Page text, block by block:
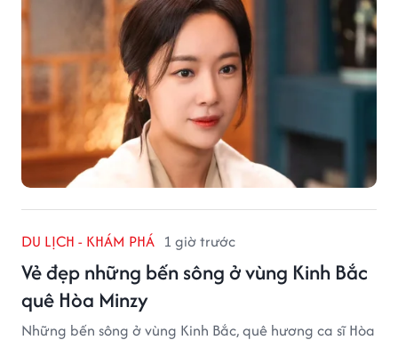
DU LỊCH - KHÁM PHÁ 1 giờ trước
Vẻ đẹp những bến sông ở vùng Kinh Bắc
quê Hòa Minzy
Những bến sông ở vùng Kinh Bắc, quê hương ca sĩ Hòa